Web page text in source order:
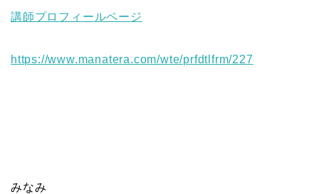
講師プロフィールページ
https://www.manatera.com/wte/prfdtlfrm/227
みなみ